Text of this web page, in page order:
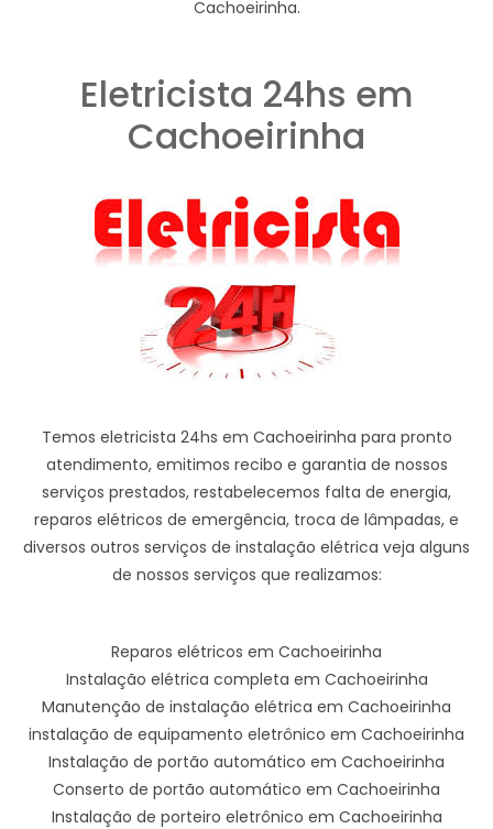
Cachoeirinha.
Eletricista 24hs em
Cachoeirinha
Temos eletricista 24hs em Cachoeirinha para pronto
atendimento, emitimos recibo e garantia de nossos
serviços prestados, restabelecemos falta de energia,
reparos elétricos de emergência, troca de lâmpadas, e
diversos outros serviços de instalação elétrica veja alguns
de nossos serviços que realizamos:
Reparos elétricos em Cachoeirinha
Instalação elétrica completa em Cachoeirinha
Manutenção de instalação elétrica em Cachoeirinha
instalação de equipamento eletrônico em Cachoeirinha
Instalação de portão automático em Cachoeirinha
Conserto de portão automático em Cachoeirinha
Instalação de porteiro eletrônico em Cachoeirinha